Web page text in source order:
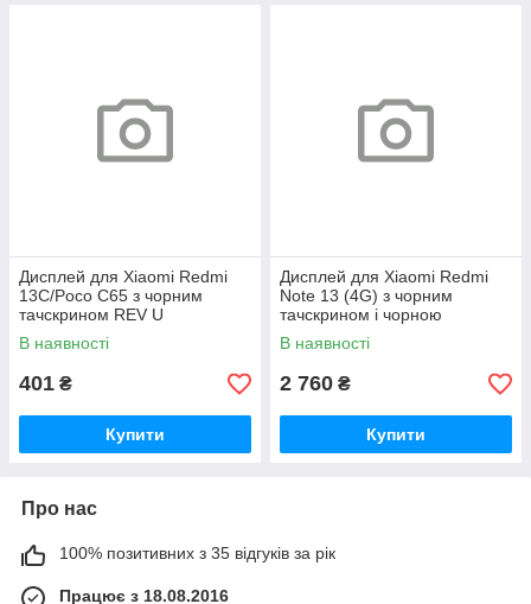
Дисплей для Xiaomi Redmi
13C/Poco C65 з чорним
тачскрином REV U
В наявності
401 ₴
Купити
Дисплей для Xiaomi Redmi
Note 13 (4G) з чорним
тачскрином і чорною
корпусною рамкою Original
(переклеєне скло)
В наявності
2 760 ₴
Купити
Про нас
100% позитивних з 35 відгуків за рік
Працює з 18.08.2016